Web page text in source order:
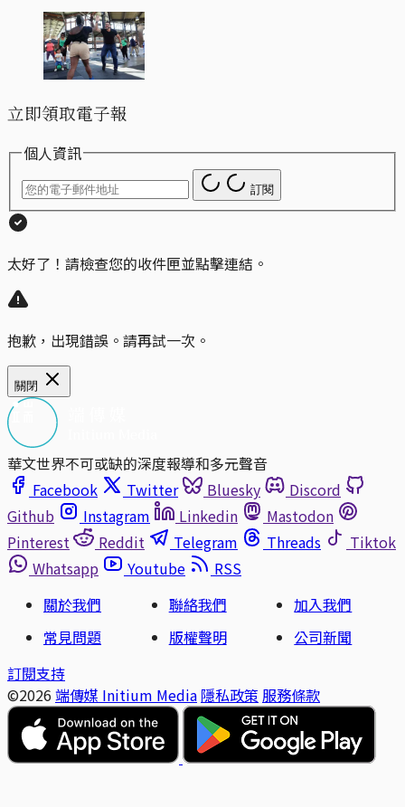
立即領取電子報
個人資訊
訂閱
太好了！請檢查您的收件匣並點擊連結。
抱歉，出現錯誤。請再試一次。
關閉
華文世界不可或缺的深度報導和多元聲音
Facebook
Twitter Bluesky
Discord
Github
Instagram Linkedin
Mastodon
Pinterest
Reddit Telegram Threads
Tiktok
Whatsapp
Youtube
RSS
關於我們
聯絡我們
加入我們
常見問題
版權聲明
公司新聞
訂閱支持
©2026 端傳媒 Initium Media 隱私政策 服務條款